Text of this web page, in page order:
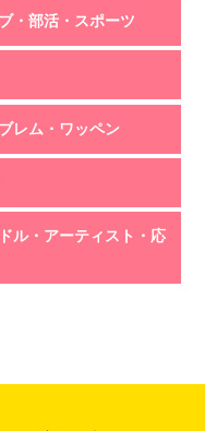
・部活・スポーツ
レム・ワッペン
ル・アーティスト・応